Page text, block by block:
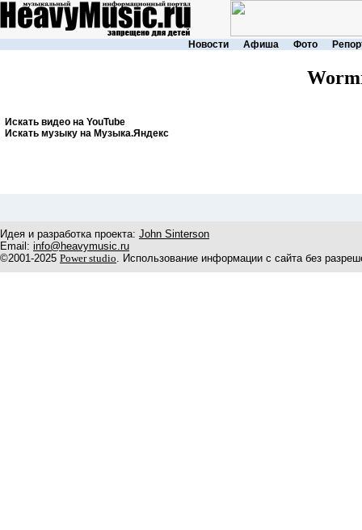
Новости Афиша Фото
Искать видео на YouTube
Искать музыку на Музыка.Яндекс
Идея и разработка проекта: John Sinterson
Email: info@heavymusic.ru
©2001-2025 Power studio. Использование информации с сайта без